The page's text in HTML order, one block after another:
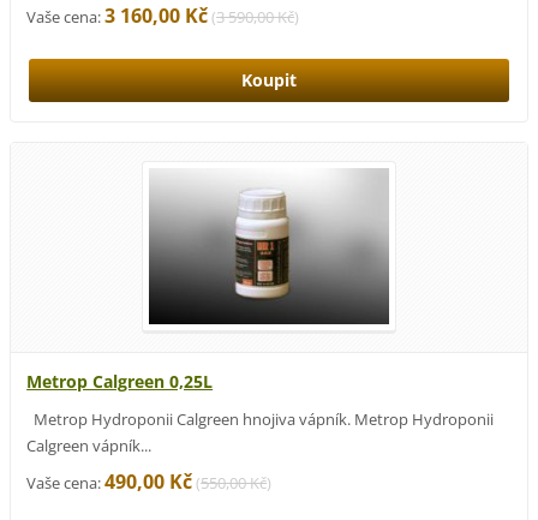
Vaše cena:3 160,00 Kč(3 590,00 Kč)
Metrop Calgreen 0,25L
Metrop Hydroponii Calgreen hnojiva vápník. Metrop Hydroponii
Calgreen vápník...
Vaše cena:490,00 Kč(550,00 Kč)